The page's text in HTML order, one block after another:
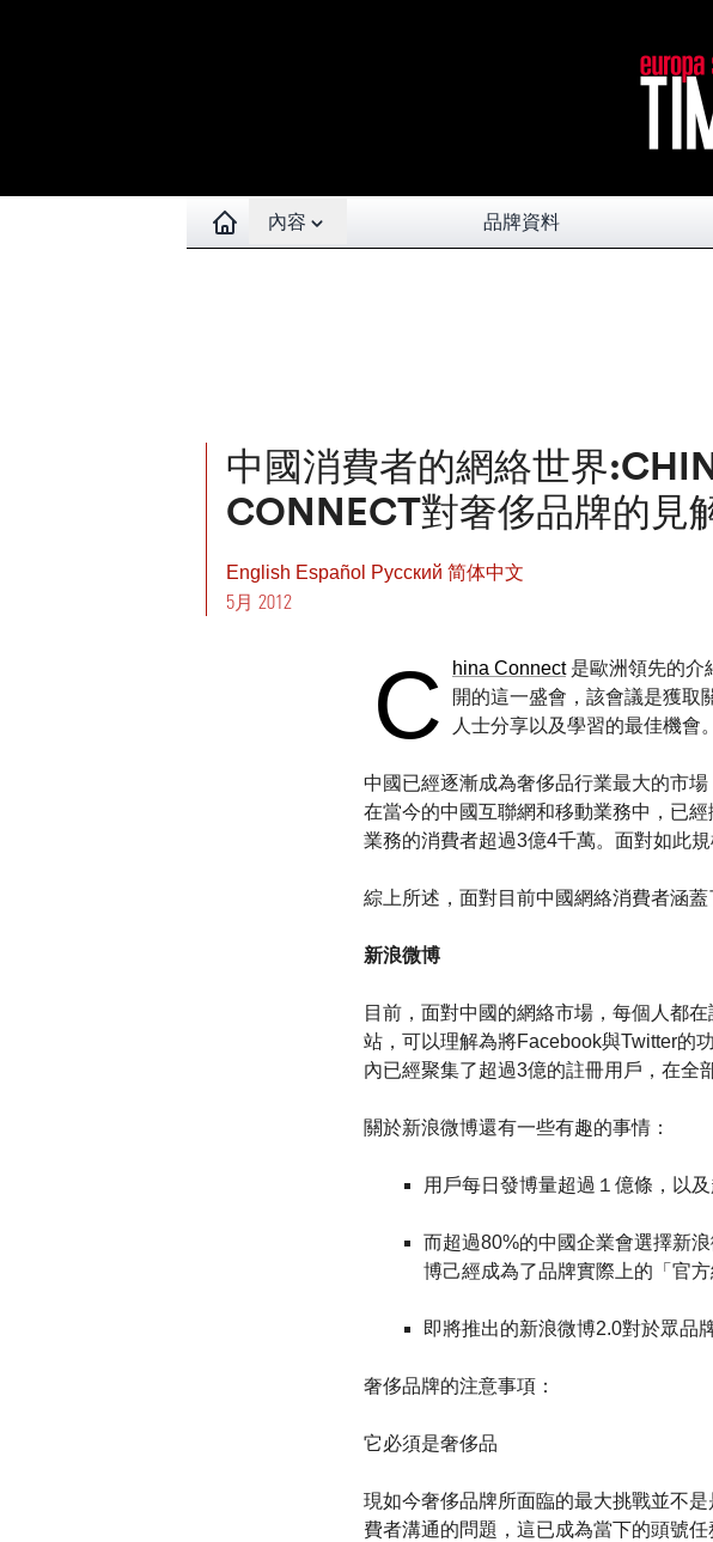
Open contents menu
內容 品牌資料
中國消費者的網絡世界
CONNECT對奢侈品牌的見
English Español Pусский 简体中文
5月 2012
C hina Connect是歐洲領先的介
開的這一盛會，該會議是獲取
人士分享以及學習的最佳機會。
中國已經逐漸成為奢侈品行業最大的市
在當今的中國互聯網和移動業務中，已
業務的消費者超過3億4千萬。面對如此
綜上所述，面對目前中國網絡消費者涵蓋
新浪微博
目前，面對中國的網絡市場，每個人都
站，可以理解為將Facebook與Twitter的
內已經聚集了超過3億的註冊用戶，在全
關於新浪微博還有一些有趣的事情：
用戶每日發博量超過１億條，以
而超過80%的中國企業會選擇新
博己經成為了品牌實際上的「官方
即將推出的新浪微博2.0對於眾品
奢侈品牌的注意事項：
它必須是奢侈品
現如今奢侈品牌所面臨的最大挑戰並不
費者溝通的問題，這已成為當下的頭號